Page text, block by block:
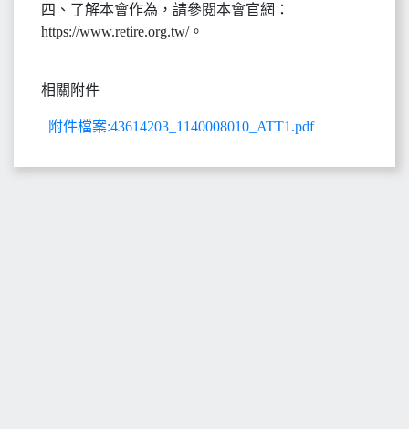
四、了解本會作為，請參閱本會官網：
https://www.retire.org.tw/。
相關附件
附件檔案:43614203_1140008010_ATT1.pdf